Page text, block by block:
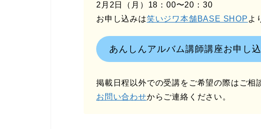
2月2日（月）18：00〜20：30
お申し込みは笑いジワ本舗BASE SHOP よ
あんしんアルバム講師講座お申し
掲載日程以外での受講をご希望の際はご相
お問い合わせからご連絡ください。